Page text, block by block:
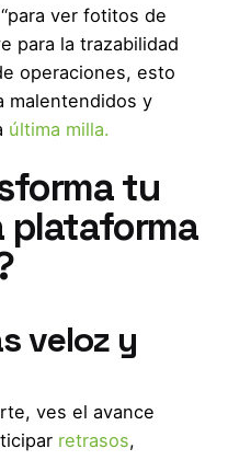
ver fotitos de
para la trazabilidad
operaciones, esto
malentendidos y
última milla.
tu
plataforma
veloz y
ves el avance
retrasos,